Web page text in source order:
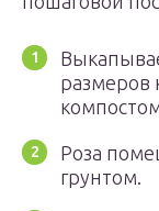
размеров
Роза
грунтом.